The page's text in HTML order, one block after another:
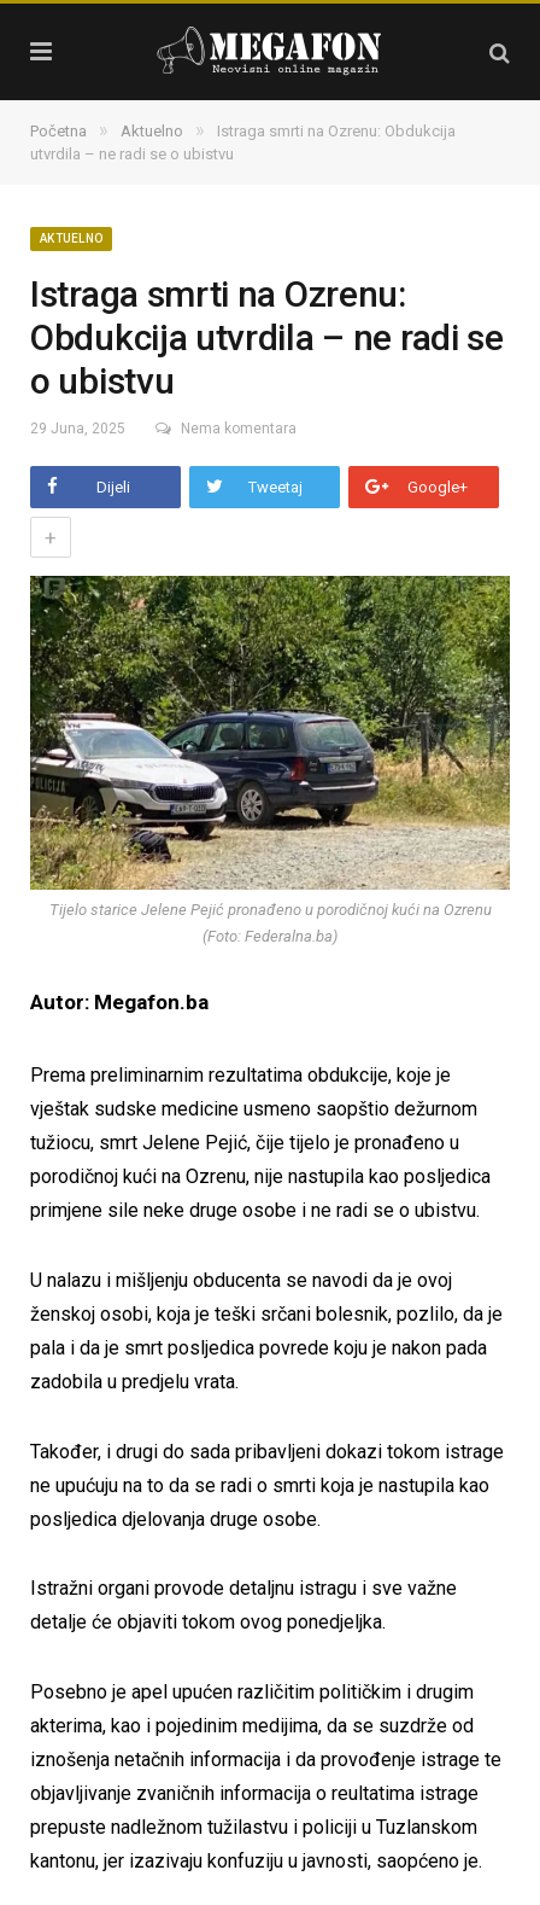
Početna » Aktuelno »
Istraga smrti na Ozrenu: Obdukcija
utvrdila – ne radi se o ubistvu
AKTUELNO
Istraga smrti na Ozrenu:
Obdukcija utvrdila – ne radi se
o ubistvu
29 Juna, 2025 Nema komentara
Dijeli Tweetaj Google+
+
Tijelo starice Jelene Pejić pronađeno u porodičnoj kući na Ozrenu
(Foto: Federalna.ba)
Autor: Megafon.ba
Prema preliminarnim rezultatima obdukcije, koje je
vještak sudske medicine usmeno saopštio dežurnom
tužiocu, smrt Jelene Pejić, čije tijelo je pronađeno u
porodičnoj kući na Ozrenu, nije nastupila kao posljedica
primjene sile neke druge osobe i ne radi se o ubistvu.
U nalazu i mišljenju obducenta se navodi da je ovoj
ženskoj osobi, koja je teški srčani bolesnik, pozlilo, da je
pala i da je smrt posljedica povrede koju je nakon pada
zadobila u predjelu vrata.
Također, i drugi do sada pribavljeni dokazi tokom istrage
ne upućuju na to da se radi o smrti koja je nastupila kao
posljedica djelovanja druge osobe.
Istražni organi provode detaljnu istragu i sve važne
detalje će objaviti tokom ovog ponedjeljka.
Posebno je apel upućen različitim političkim i drugim
akterima, kao i pojedinim medijima, da se suzdrže od
iznošenja netačnih informacija i da provođenje istrage te
objavljivanje zvaničnih informacija o reultatima istrage
prepuste nadležnom tužilastvu i policiji u Tuzlanskom
kantonu, jer izazivaju konfuziju u javnosti, saopćeno je.